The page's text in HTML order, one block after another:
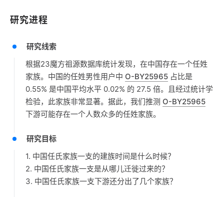
研究进程
研究线索
根据23魔方祖源数据库统计发现，在中国存在一个任姓
家族。中国的任姓男性用户中 O-BY25965 占比是
0.55% 是中国平均水平 0.02% 的 27.5 倍。且经过统计学
检验，此家族非常显著。据此，我们推测 O-BY25965
下游可能存在一个人数众多的任姓家族。
研究目标
1. 中国任氏家族一支的建族时间是什么时候？
2. 中国任氏家族一支是从哪儿迁徙过来的？
3. 中国任氏家族一支下游还分出了几个家族？